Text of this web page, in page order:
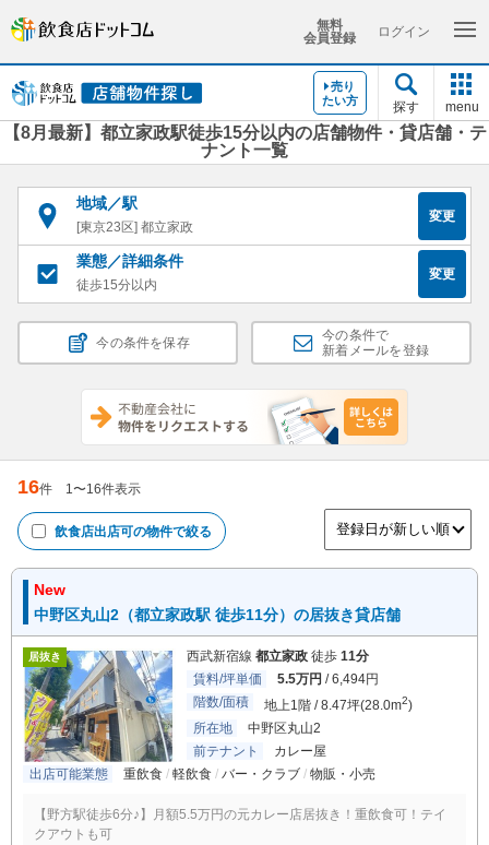
無料
会員登録
ログイン
売り
たい方
探す menu
【8月最新】都立家政駅徒歩15分以内の店舗物件・貸店舗・テ
ナント一覧
地域／駅
[東京23区] 都立家政
変更
業態／詳細条件
徒歩15分以内
変更
今の条件を保存
今の条件で
新着メールを登録
16件 1〜16件表示
飲食店出店可の物件で絞る
New
中野区丸山2（都立家政駅 徒歩11分）の居抜き貸店舗
居抜き 西武新宿線 都立家政 徒歩 11分
賃料/坪単価
5.5万円 / 6,494円
階数/面積
地上1階 / 8.47坪(28.0m2)
所在地
中野区丸山2
前テナント
カレー屋
出店可能業態
重飲食 軽飲食 バー・クラブ 物販・小売
【野方駅徒歩6分♪】月額5.5万円の元カレー店居抜き！重飲食可！テイ
クアウトも可